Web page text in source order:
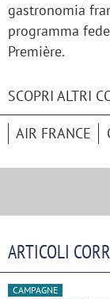
gastronomia
programma
Première.
SCOPRI ALTRI
AIR FRANCE
ARTICOLI
CAMPAGNE